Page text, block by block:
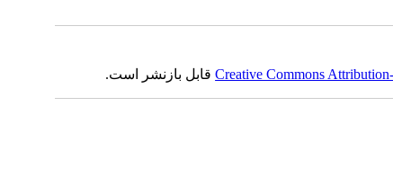
Creative Commonsقابل بازنشر است.